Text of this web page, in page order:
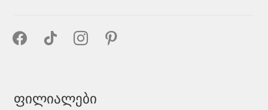
facebook tiktok instagrampinterest
ფილიალები